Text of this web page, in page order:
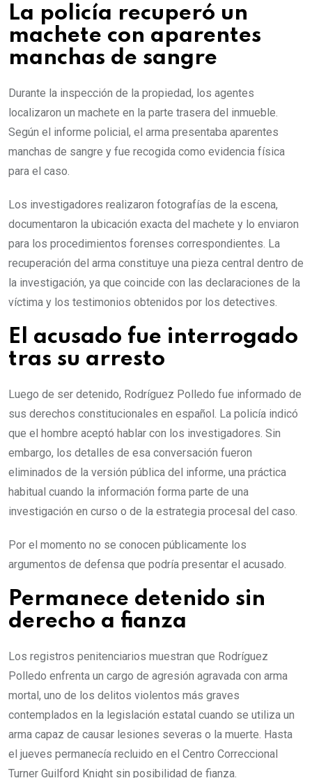
La policía recuperó un
machete con aparentes
manchas de sangre
Durante la inspección de la propiedad, los agentes
localizaron un machete en la parte trasera del inmueble.
Según el informe policial, el arma presentaba aparentes
manchas de sangre y fue recogida como evidencia física
para el caso.
Los investigadores realizaron fotografías de la escena,
documentaron la ubicación exacta del machete y lo enviaron
para los procedimientos forenses correspondientes. La
recuperación del arma constituye una pieza central dentro de
la investigación, ya que coincide con las declaraciones de la
víctima y los testimonios obtenidos por los detectives.
El acusado fue interrogado
tras su arresto
Luego de ser detenido, Rodríguez Polledo fue informado de
sus derechos constitucionales en español. La policía indicó
que el hombre aceptó hablar con los investigadores. Sin
embargo, los detalles de esa conversación fueron
eliminados de la versión pública del informe, una práctica
habitual cuando la información forma parte de una
investigación en curso o de la estrategia procesal del caso.
Por el momento no se conocen públicamente los
argumentos de defensa que podría presentar el acusado.
Permanece detenido sin
derecho a fianza
Los registros penitenciarios muestran que Rodríguez
Polledo enfrenta un cargo de agresión agravada con arma
mortal, uno de los delitos violentos más graves
contemplados en la legislación estatal cuando se utiliza un
arma capaz de causar lesiones severas o la muerte. Hasta
el jueves permanecía recluido en el Centro Correccional
Turner Guilford Knight sin posibilidad de fianza.